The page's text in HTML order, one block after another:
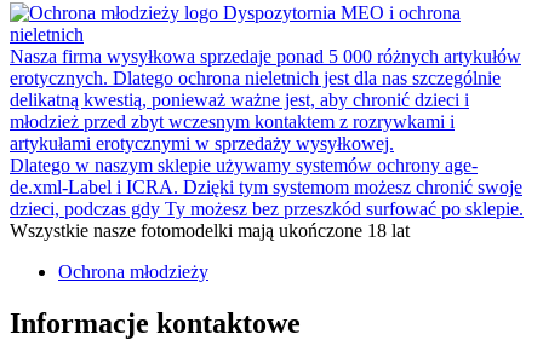
Dyspozytornia MEO i ochrona
nieletnich
Nasza firma wysyłkowa sprzedaje ponad 5 000 różnych artykułów
erotycznych. Dlatego ochrona nieletnich jest dla nas szczególnie
delikatną kwestią, ponieważ ważne jest, aby chronić dzieci i
młodzież przed zbyt wczesnym kontaktem z rozrywkami i
artykułami erotycznymi w sprzedaży wysyłkowej.
Dlatego w naszym sklepie używamy systemów ochrony age-
de.xml-Label i ICRA. Dzięki tym systemom możesz chronić swoje
dzieci, podczas gdy Ty możesz bez przeszkód surfować po sklepie.
Wszystkie nasze fotomodelki mają ukończone 18 lat
Ochrona młodzieży
Informacje kontaktowe